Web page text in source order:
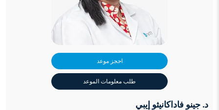
احجز موعد
طلب معلومات الموعد
د. جينو فاداكانيثو إيبي